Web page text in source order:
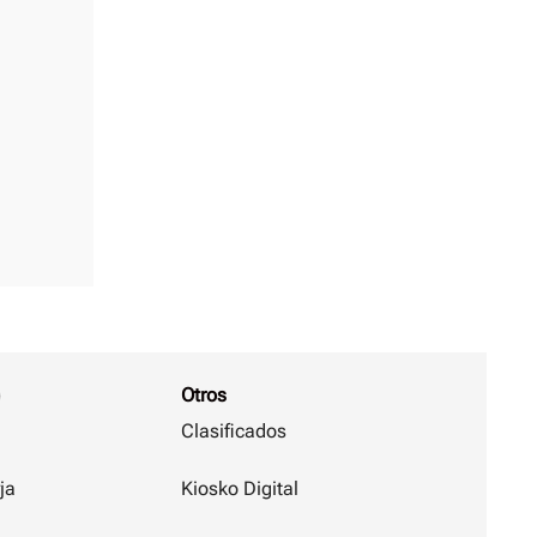
Otros
Clasificados
Kiosko Digital